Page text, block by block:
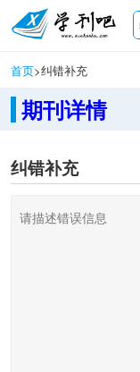
首页>纠错补充
期刊详情
纠错补充